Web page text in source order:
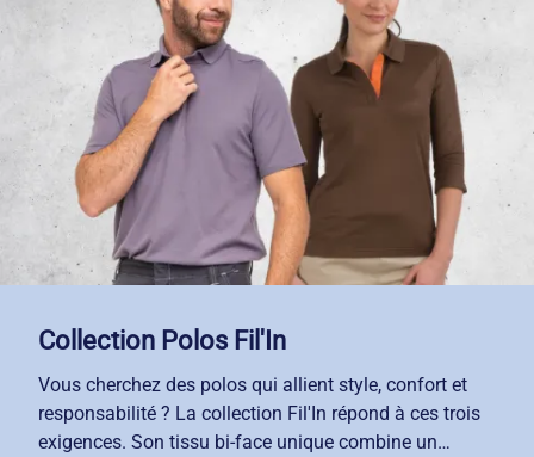
Collection Polos Fil'In
Vous cherchez des polos qui allient style, confort et
responsabilité ? La collection Fil'In répond à ces trois
exigences. Son tissu bi-face unique combine un